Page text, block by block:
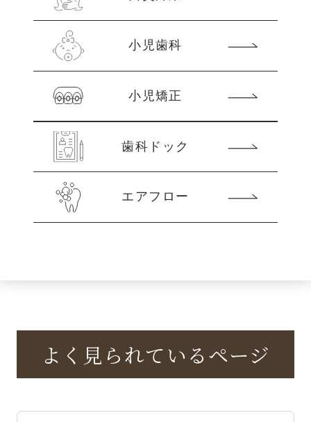
小児歯科
小児矯正
歯科ドック
エアフロー
よく見られているページ